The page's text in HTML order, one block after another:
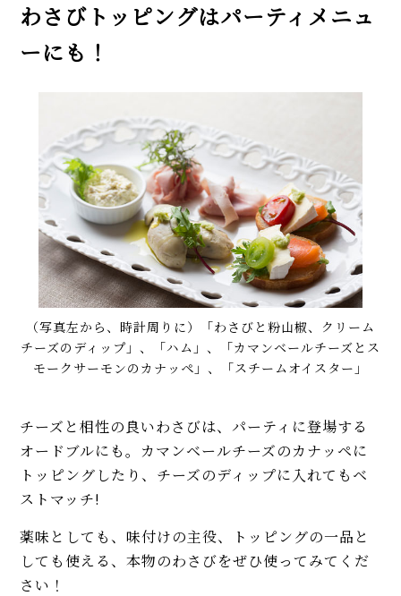
わさびトッピングはパーティメニュ
ーにも！
（写真左から、時計周りに）「わさびと粉山椒、クリーム
チーズのディップ」、「ハム」、「カマンベールチーズとス
モークサーモンのカナッペ」、「スチームオイスター」
チーズと相性の良いわさびは、パーティに登場する
オードブルにも。カマンベールチーズのカナッペに
トッピングしたり、チーズのディップに入れてもベ
ストマッチ!
薬味としても、味付けの主役、トッピングの一品と
しても使える、本物のわさびをぜひ使ってみてくだ
さい！